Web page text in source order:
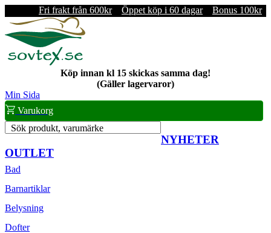
Fri frakt från 600kr Öppet köp i 60 dagar Bonus 100kr
Köp innan kl 15 skickas samma dag!
(Gäller lagervaror)
Min Sida
Varukorg
Sök produkt, varumärke
NYHETER
OUTLET
Bad
Barnartiklar
Belysning
Dofter